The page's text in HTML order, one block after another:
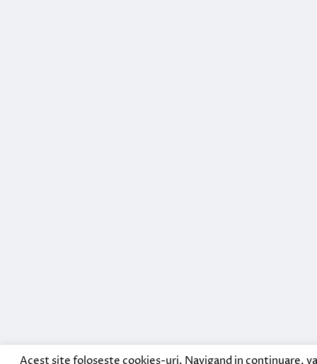
Acest site foloseste cookies-uri. Navigand in continuare,